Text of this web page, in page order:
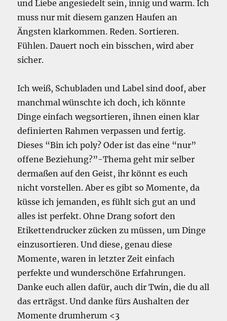
und Liebe angesiedelt sein, innig und warm. Ich
muss nur mit diesem ganzen Haufen an
Ängsten klarkommen. Reden. Sortieren.
Fühlen. Dauert noch ein bisschen, wird aber
sicher.
Ich weiß, Schubladen und Label sind doof, aber
manchmal wünschte ich doch, ich könnte
Dinge einfach wegsortieren, ihnen einen klar
definierten Rahmen verpassen und fertig.
Dieses “Bin ich poly? Oder ist das eine “nur”
offene Beziehung?”-Thema geht mir selber
dermaßen auf den Geist, ihr könnt es euch
nicht vorstellen. Aber es gibt so Momente, da
küsse ich jemanden, es fühlt sich gut an und
alles ist perfekt. Ohne Drang sofort den
Etikettendrucker zücken zu müssen, um Dinge
einzusortieren. Und diese, genau diese
Momente, waren in letzter Zeit einfach
perfekte und wunderschöne Erfahrungen.
Danke euch allen dafür, auch dir Twin, die du all
das erträgst. Und danke fürs Aushalten der
Momente drumherum <3